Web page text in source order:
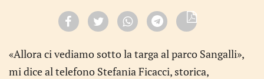
«Allora ci vediamo sotto la targa al parco Sangalli»,
mi dice al telefono Stefania Ficacci, storica,